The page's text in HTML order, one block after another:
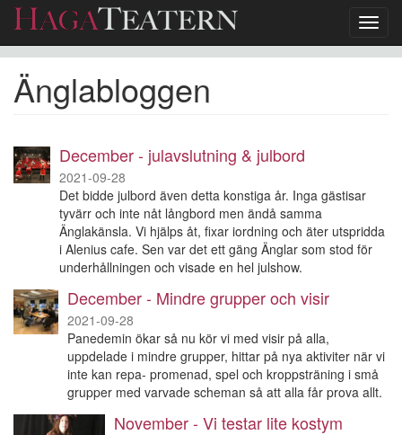
huvudinnehåll
Änglabloggen
December - julavslutning & julbord
2021-09-28
Det bidde julbord även detta konstiga år. Inga gästisar
tyvärr och inte nåt långbord men ändå samma
Änglakänsla. Vi hjälps åt, fixar iordning och äter utspridda
i Alenius cafe. Sen var det ett gäng Änglar som stod för
underhållningen och visade en hel julshow.
December - Mindre grupper och visir
2021-09-28
Panedemin ökar så nu kör vi med visir på alla,
uppdelade i mindre grupper, hittar på nya aktiviter när vi
inte kan repa- promenad, spel och kroppsträning i små
grupper med varvade scheman så att alla får prova allt.
November - Vi testar lite kostym